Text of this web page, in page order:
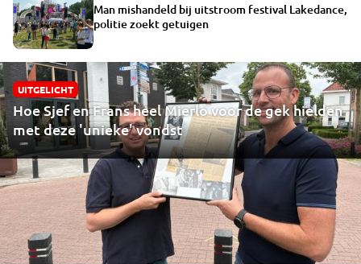
Man mishandeld bij uitstroom festival Lakedance,
politie zoekt getuigen
UITGELICHT
Hoe Sjef en Frans heel Mierlo voor de gek hielden
met deze 'unieke' vondst